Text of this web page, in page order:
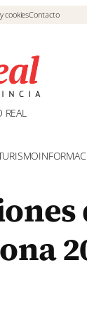
cookiesContacto
REAL